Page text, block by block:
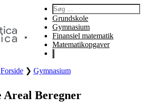
Åbn webstedets primære menu.
Søg efter:
Grundskole
Gymnasium
Finansiel matematik
Matematikopgaver
Forside❯ Gymnasium
Areal Beregner